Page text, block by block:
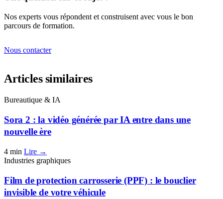
Nos experts vous répondent et construisent avec vous le bon
parcours de formation.
Nous contacter
Articles similaires
Bureautique & IA
Sora 2 : la vidéo générée par IA entre dans une
nouvelle ère
4 min Lire →
Industries graphiques
Film de protection carrosserie (PPF) : le bouclier
invisible de votre véhicule